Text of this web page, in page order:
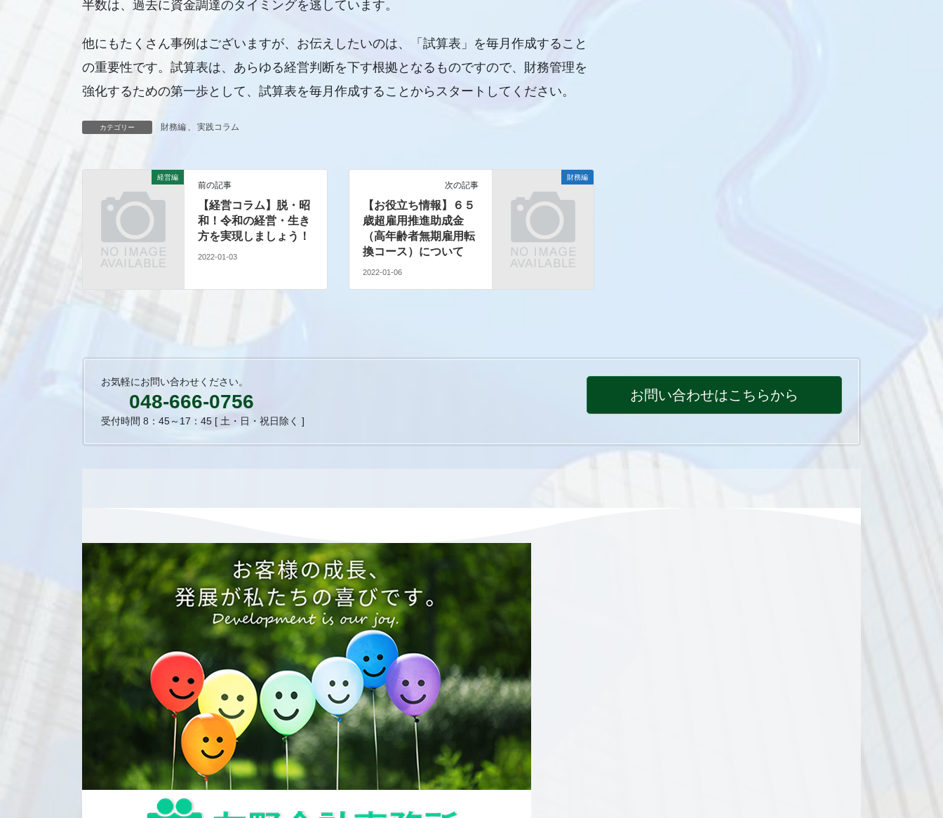
半数は、過去に資金調達のタイミングを逃しています。
他にもたくさん事例はございますが、お伝えしたいのは、「試算表」を毎月作成すること
の重要性です。試算表は、あらゆる経営判断を下す根拠となるものですので、財務管理を
強化するための第一歩として、試算表を毎月作成することからスタートしてください。
カテゴリー 財務編 、 実践コラム
経営編
前の記事
【経営コラム】脱・昭
和！令和の経営・生き
方を実現しましょう！
2022-01-03
財務編
次の記事
【お役立ち情報】６５
歳超雇用推進助成金
（高年齢者無期雇用転
換コース）について
2022-01-06
お気軽にお問い合わせください。
048-666-0756
受付時間 8：45～17：45 [ 土・日・祝日除く ]
お問い合わせはこちらから